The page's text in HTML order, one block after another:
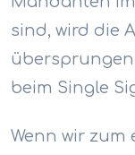
sind, wird die
beim Single
Wenn wir zum